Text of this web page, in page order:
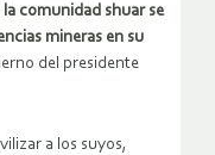
la comunidad shuar se
mineras en su
del presidente
a los suyos,